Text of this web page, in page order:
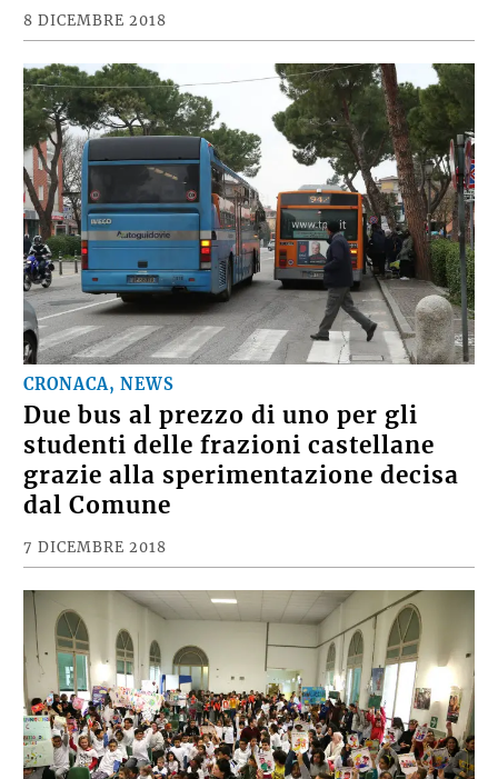
8 DICEMBRE 2018
CRONACA, NEWS
Due bus al prezzo di uno per gli
studenti delle frazioni castellane
grazie alla sperimentazione decisa
dal Comune
7 DICEMBRE 2018